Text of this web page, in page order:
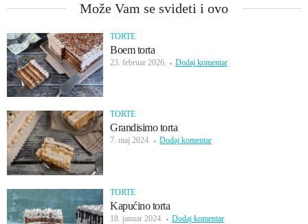
Može Vam se svideti i ovo
TORTE
Boem torta
23. februar 2026. Dodaj komentar
TORTE
Grandisimo torta
7. maj 2024. Dodaj komentar
TORTE
Kapućino torta
18. januar 2024. Dodaj komentar